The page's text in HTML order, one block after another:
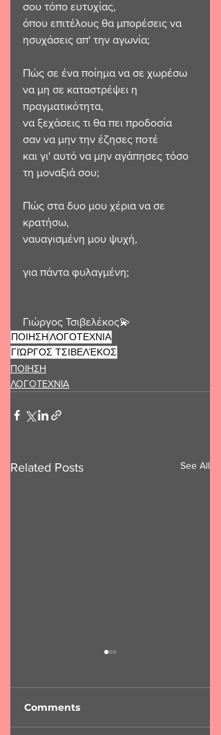
σου τόπο ευτυχίας,
όπου επιτέλους θα μπορέσεις να
ησυχάσεις απ' την αγωνία;
Πώς σε ένα ποίημα να σε χωρέσω
να μη σε καταστρέψει η
πραγματικότητα,
να ξεχάσεις τι θα πει προδοσία
σαν να μην την έζησες ποτέ
και γι' αυτό να μην αγάπησες τόσο
τη μοναξιά σου;
Πώς στα δυο μου χέρια να σε
κρατήσω,
ναυαγισμένη μου ψυχή,
για πάντα φυλαγμένη;
Γιώργος Τσιβελέκος💫
ΠΟΙΗΣΗΛΟΓΟΤΕΧΝΙΑ
ΓΙΏΡΓΟΣ ΤΣΙΒΕΛΈΚΟΣ
ΠΟΙΗΣΗ
ΛΟΓΟΤΕΧΝΙΑ
Related Posts See All
Comments